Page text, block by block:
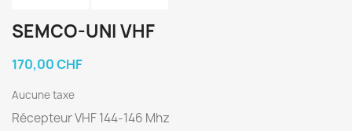
SEMCO-UNI VHF
170,00 CHF
Aucune taxe
Récepteur VHF 144-146 Mhz